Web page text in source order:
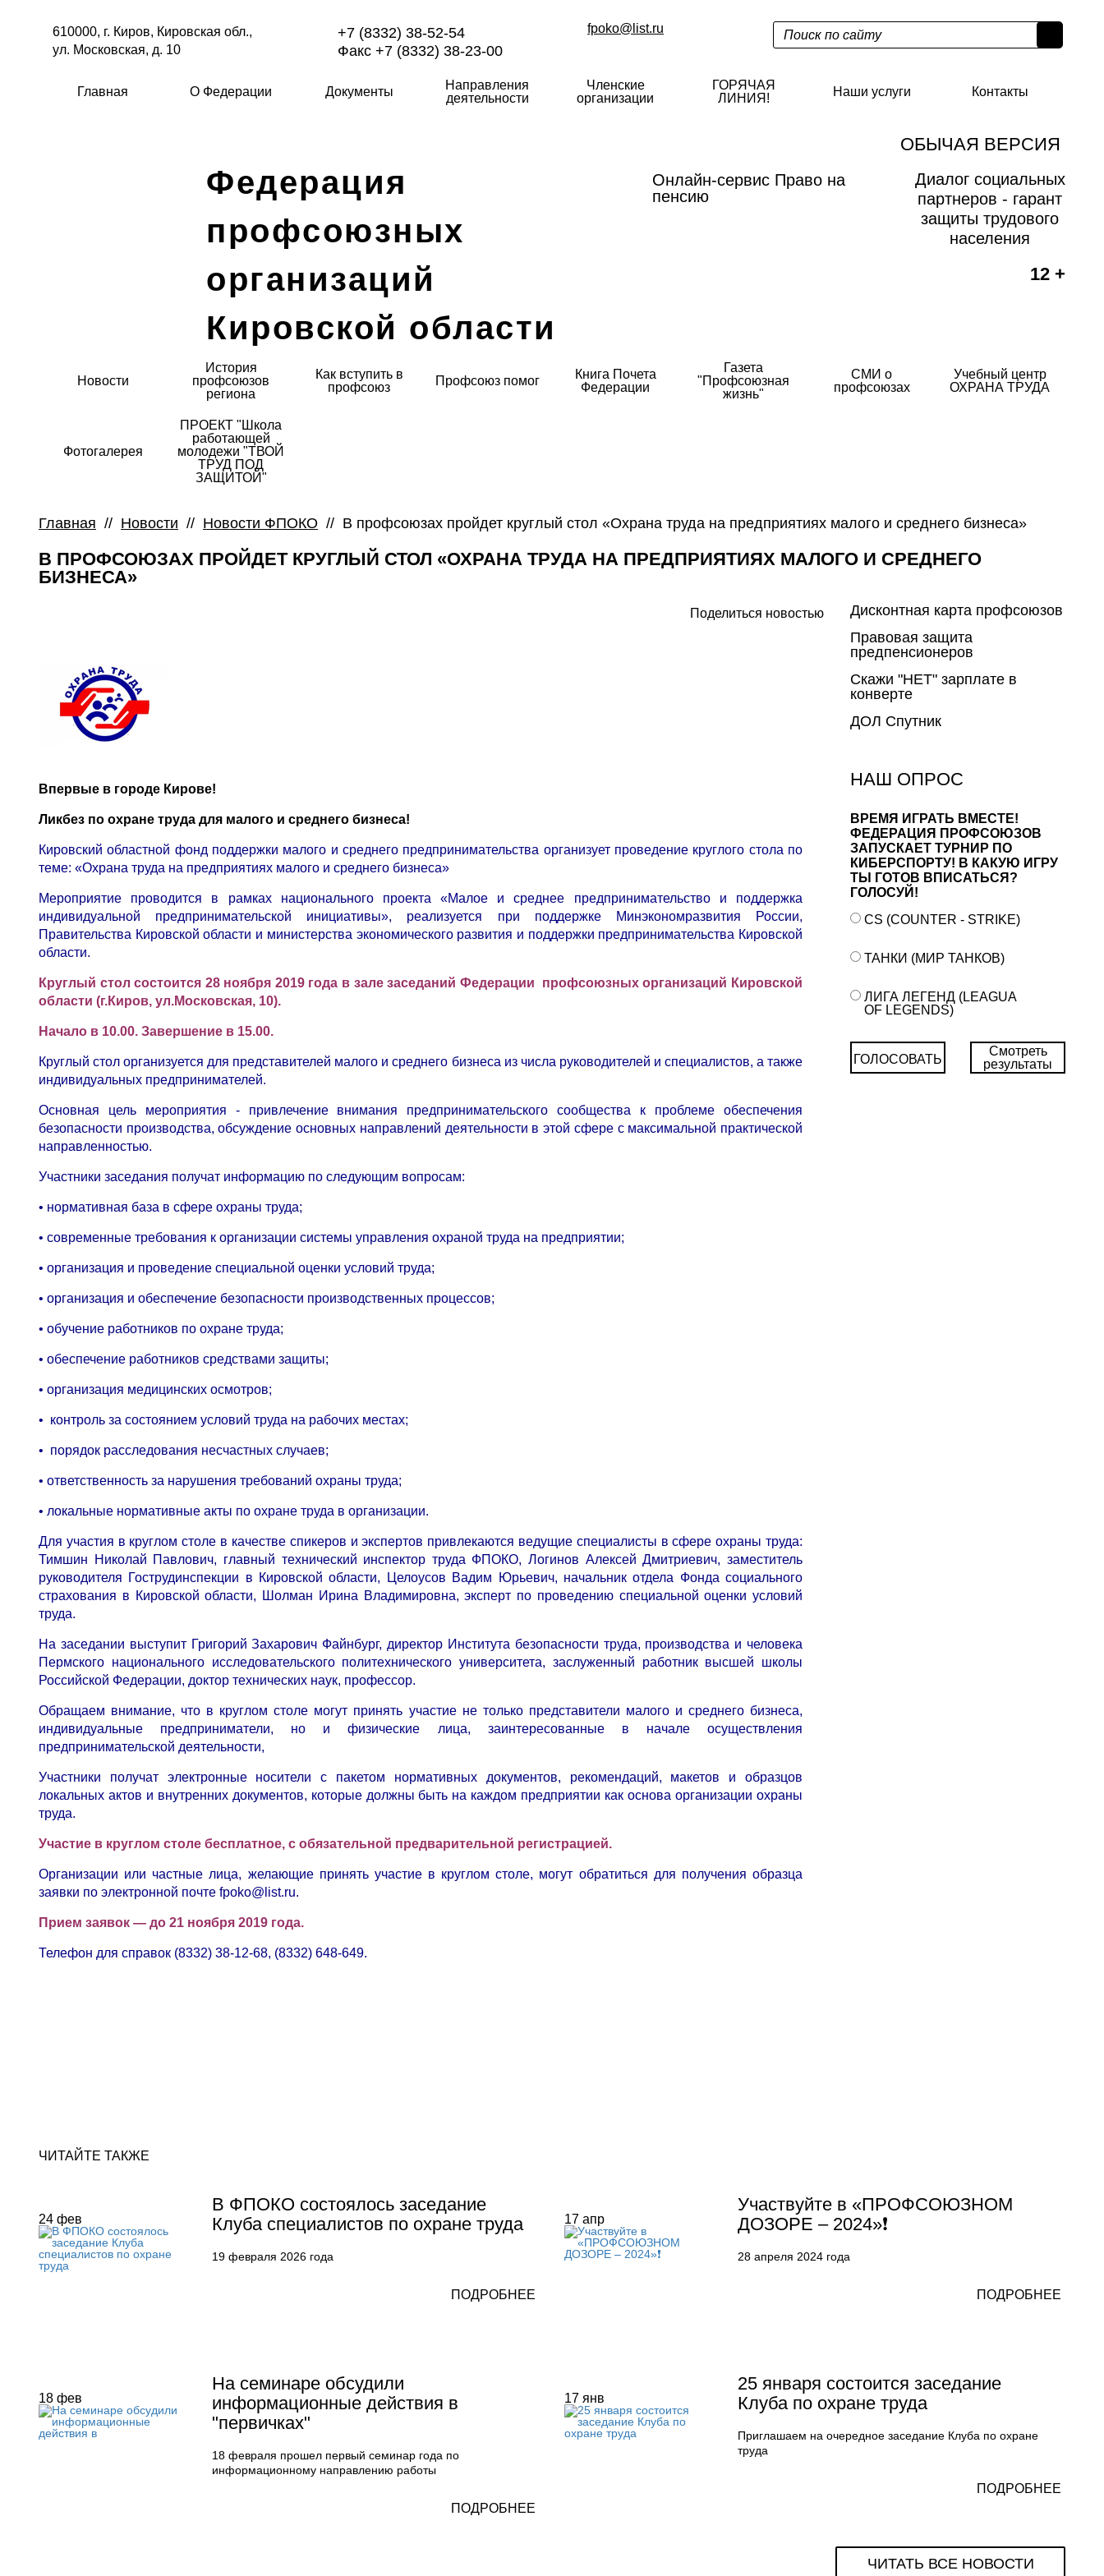
610000, г. Киров, Кировская обл.,
ул. Московская, д. 10
+7 (8332) 38-52-54
Факс +7 (8332) 38-23-00
fpoko@list.ru
Главная О Федерации Документы
Направления
деятельности
Членские
организации
ГОРЯЧАЯ
ЛИНИЯ!
Наши услуги Контакты
ОБЫЧАЯ ВЕРСИЯ
Федерация
профсоюзных
организаций
Кировской области
Онлайн-сервис Право на
пенсию
Диалог социальных
партнеров - гарант
защиты трудового
населения
12 +
Новости
История
профсоюзов
региона
Как вступить в
профсоюз
Профсоюз помог
Книга Почета
Федерации
Газета
"Профсоюзная
жизнь"
СМИ о
профсоюзах
Учебный центр
ОХРАНА ТРУДА
Фотогалерея
ПРОЕКТ "Школа
работающей
молодежи "ТВОЙ
ТРУД ПОД
ЗАЩИТОЙ"
Главная // Новости // Новости ФПОКО // В профсоюзах пройдет круглый стол «Охрана труда на предприятиях малого и среднего бизнеса»
В ПРОФСОЮЗАХ ПРОЙДЕТ КРУГЛЫЙ СТОЛ «ОХРАНА ТРУДА НА ПРЕДПРИЯТИЯХ МАЛОГО И СРЕДНЕГО
БИЗНЕСА»
Поделиться новостью
Впервые в городе Кирове!
Ликбез по охране труда для малого и среднего бизнеса!
Кировский областной фонд поддержки малого и среднего предпринимательства организует проведение круглого стола по
теме: «Охрана труда на предприятиях малого и среднего бизнеса»
Мероприятие проводится в рамках национального проекта «Малое и среднее предпринимательство и поддержка
индивидуальной предпринимательской инициативы», реализуется при поддержке Минэкономразвития России,
Правительства Кировской области и министерства экономического развития и поддержки предпринимательства Кировской
области.
Круглый стол состоится 28 ноября 2019 года в зале заседаний Федерации профсоюзных организаций Кировской
области (г.Киров, ул.Московская, 10).
Начало в 10.00. Завершение в 15.00.
Круглый стол организуется для представителей малого и среднего бизнеса из числа руководителей и специалистов, а также
индивидуальных предпринимателей.
Основная цель мероприятия - привлечение внимания предпринимательского сообщества к проблеме обеспечения
безопасности производства, обсуждение основных направлений деятельности в этой сфере с максимальной практической
направленностью.
Участники заседания получат информацию по следующим вопросам:
• нормативная база в сфере охраны труда;
• современные требования к организации системы управления охраной труда на предприятии;
• организация и проведение специальной оценки условий труда;
• организация и обеспечение безопасности производственных процессов;
• обучение работников по охране труда;
• обеспечение работников средствами защиты;
• организация медицинских осмотров;
• контроль за состоянием условий труда на рабочих местах;
• порядок расследования несчастных случаев;
• ответственность за нарушения требований охраны труда;
• локальные нормативные акты по охране труда в организации.
Для участия в круглом столе в качестве спикеров и экспертов привлекаются ведущие специалисты в сфере охраны труда:
Тимшин Николай Павлович, главный технический инспектор труда ФПОКО, Логинов Алексей Дмитриевич, заместитель
руководителя Гострудинспекции в Кировской области, Целоусов Вадим Юрьевич, начальник отдела Фонда социального
страхования в Кировской области, Шолман Ирина Владимировна, эксперт по проведению специальной оценки условий
труда.
На заседании выступит Григорий Захарович Файнбург, директор Института безопасности труда, производства и человека
Пермского национального исследовательского политехнического университета, заслуженный работник высшей школы
Российской Федерации, доктор технических наук, профессор.
Обращаем внимание, что в круглом столе могут принять участие не только представители малого и среднего бизнеса,
индивидуальные предприниматели, но и физические лица, заинтересованные в начале осуществления
предпринимательской деятельности,
Участники получат электронные носители с пакетом нормативных документов, рекомендаций, макетов и образцов
локальных актов и внутренних документов, которые должны быть на каждом предприятии как основа организации охраны
труда.
Участие в круглом столе бесплатное, с обязательной предварительной регистрацией.
Организации или частные лица, желающие принять участие в круглом столе, могут обратиться для получения образца
заявки по электронной почте fpoko@list.ru.
Прием заявок — до 21 ноября 2019 года.
Телефон для справок (8332) 38-12-68, (8332) 648-649.
Дисконтная карта профсоюзов
Правовая защита
предпенсионеров
Скажи "НЕТ" зарплате в
конверте
ДОЛ Спутник
НАШ ОПРОС
ВРЕМЯ ИГРАТЬ ВМЕСТЕ!
ФЕДЕРАЦИЯ ПРОФСОЮЗОВ
ЗАПУСКАЕТ ТУРНИР ПО
КИБЕРСПОРТУ! В КАКУЮ ИГРУ
ТЫ ГОТОВ ВПИСАТЬСЯ?
ГОЛОСУЙ!
CS (COUNTER - STRIKE)
ТАНКИ (МИР ТАНКОВ)
ЛИГА ЛЕГЕНД (LEAGUA
OF LEGENDS)
ГОЛОСОВАТЬ
Смотреть
результаты
ЧИТАЙТЕ ТАКЖЕ
24 фев
В ФПОКО состоялось заседание
Клуба специалистов по охране труда
19 февраля 2026 года
ПОДРОБНЕЕ
17 апр
Участвуйте в «ПРОФСОЮЗНОМ
ДОЗОРЕ – 2024»❗
28 апреля 2024 года
ПОДРОБНЕЕ
18 фев
На семинаре обсудили
информационные действия в
"первичках"
18 февраля прошел первый семинар года по
информационному направлению работы
ПОДРОБНЕЕ
17 янв
25 января состоится заседание
Клуба по охране труда
Приглашаем на очередное заседание Клуба по охране
труда
ПОДРОБНЕЕ
ЧИТАТЬ ВСЕ НОВОСТИ